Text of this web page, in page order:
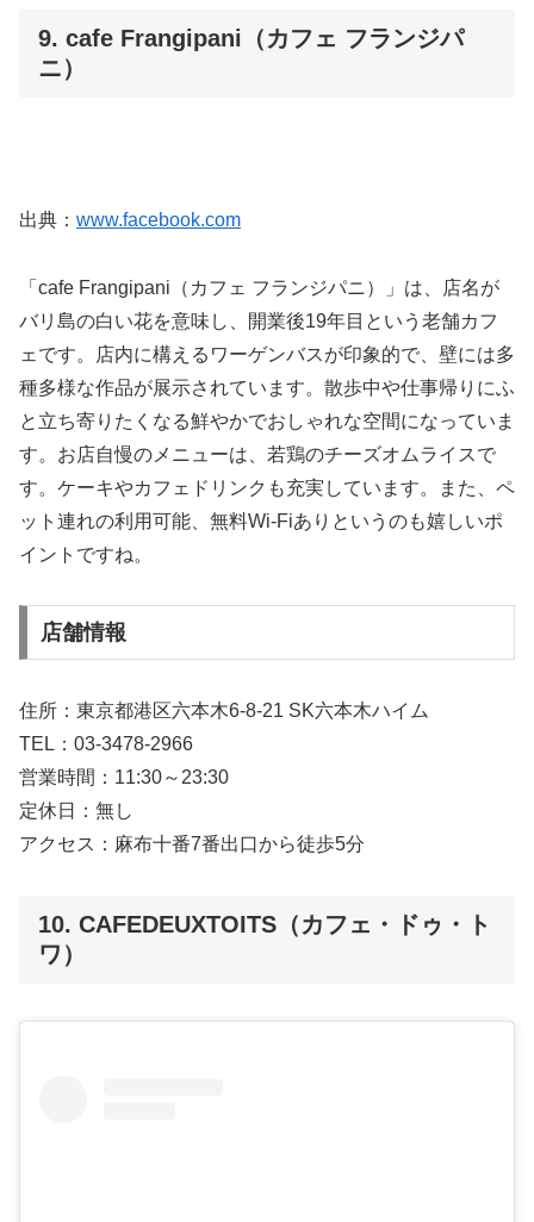
9. cafe Frangipani（カフェ フランジパ
ニ）
出典： www.facebook.com
「cafe Frangipani（カフェ フランジパニ）」は、店名が
バリ島の白い花を意味し、開業後19年目という老舗カフ
ェです。店内に構えるワーゲンバスが印象的で、壁には多
種多様な作品が展示されています。散歩中や仕事帰りにふ
と立ち寄りたくなる鮮やかでおしゃれな空間になっていま
す。お店自慢のメニューは、若鶏のチーズオムライスで
す。ケーキやカフェドリンクも充実しています。また、ペ
ット連れの利用可能、無料Wi-Fiありというのも嬉しいポ
イントですね。
店舗情報
住所：東京都港区六本木6-8-21 SK六本木ハイム
TEL：03-3478-2966
営業時間：11:30～23:30
定休日：無し
アクセス：麻布十番7番出口から徒歩5分
10. CAFEDEUXTOITS（カフェ・ドゥ・ト
ワ）